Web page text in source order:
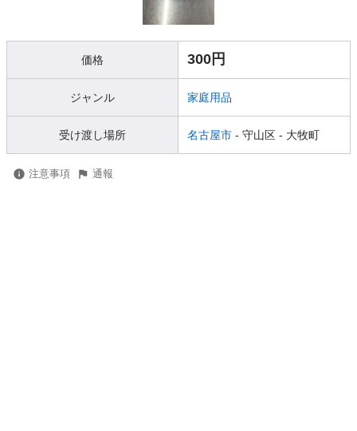
価格 300円
ジャンル 家庭用品
受け渡し場所 名古屋市 - 守山区 - 大牧町
注意事項 通報